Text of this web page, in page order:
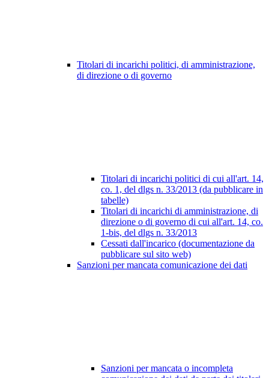
Titolari di incarichi politici, di amministrazione,
di direzione o di governo
Titolari di incarichi politici di cui all'art. 14,
co. 1, del dlgs n. 33/2013 (da pubblicare in
tabelle)
Titolari di incarichi di amministrazione, di
direzione o di governo di cui all'art. 14, co.
1-bis, del dlgs n. 33/2013
Cessati dall'incarico (documentazione da
pubblicare sul sito web)
Sanzioni per mancata comunicazione dei dati
Sanzioni per mancata o incompleta